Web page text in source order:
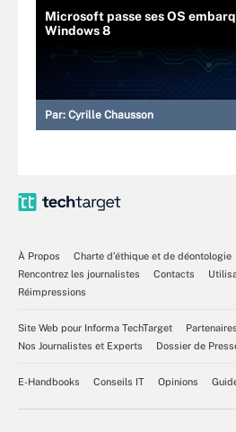
Microsoft passe ses OS
Windows 8
Par: Cyrille Chausson
À Propos
Charte d’éthique et de déontologie
Rencontrez les journalistes
Contacts
Réimpressions
Site Web pour Informa TechTarget Partenaires
Nos Journalistes et Experts
Dossier de
E-Handbooks Conseils IT Opinions